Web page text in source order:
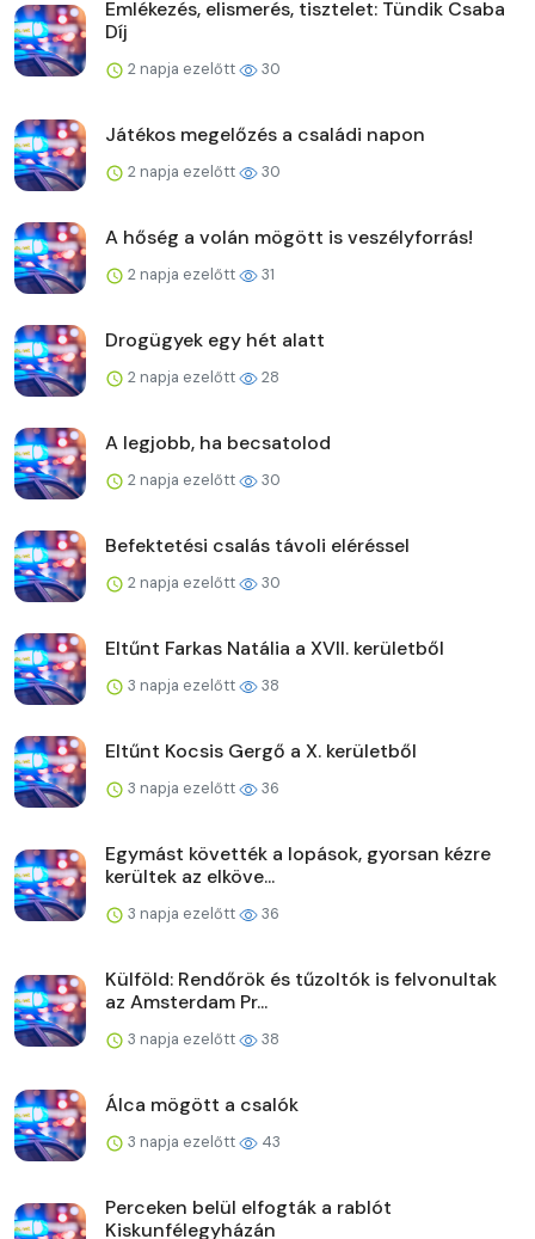
Emlékezés, elismerés, tisztelet: Tündik Csaba
Díj
2 napja ezelőtt 30
Játékos megelőzés a családi napon
2 napja ezelőtt 30
A hőség a volán mögött is veszélyforrás!
2 napja ezelőtt 31
Drogügyek egy hét alatt
2 napja ezelőtt 28
A legjobb, ha becsatolod
2 napja ezelőtt 30
Befektetési csalás távoli eléréssel
2 napja ezelőtt 30
Eltűnt Farkas Natália a XVII. kerületből
3 napja ezelőtt 38
Eltűnt Kocsis Gergő a X. kerületből
3 napja ezelőtt 36
Egymást követték a lopások, gyorsan kézre
kerültek az elköve...
3 napja ezelőtt 36
Külföld: Rendőrök és tűzoltók is felvonultak
az Amsterdam Pr...
3 napja ezelőtt 38
Álca mögött a csalók
3 napja ezelőtt 43
Perceken belül elfogták a rablót
Kiskunfélegyházán